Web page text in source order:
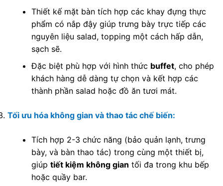
Thiết kế mặt bàn tích hợp các khay đựng thực
phẩm có nắp đậy giúp trưng bày trực tiếp các
nguyên liệu salad, topping một cách hấp dẫn,
sạch sẽ.
Đặc biệt phù hợp với hình thức buffet, cho phép
khách hàng dễ dàng tự chọn và kết hợp các
thành phần salad hoặc đồ ăn tươi mát.
Tối ưu hóa không gian và thao tác chế biến:
Tích hợp 2-3 chức năng (bảo quản lạnh, trưng
bày, và bàn thao tác) trong cùng một thiết bị,
giúp tiết kiệm không gian tối đa trong khu bếp
hoặc quầy bar.